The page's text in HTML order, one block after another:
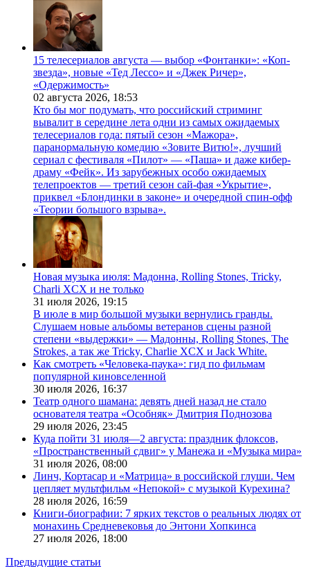
15 телесериалов августа — выбор «Фонтанки»: «Коп-
звезда», новые «Тед Лессо» и «Джек Ричер»,
«Одержимость»
02 августа 2026, 18:53
Кто бы мог подумать, что российский стриминг
вывалит в середине лета одни из самых ожидаемых
телесериалов года: пятый сезон «Мажора»,
паранормальную комедию «Зовите Витю!», лучший
сериал с фестиваля «Пилот» — «Паша» и даже кибер-
драму «Фейк». Из зарубежных особо ожидаемых
телепроектов — третий сезон сай-фая «Укрытие»,
приквел «Блондинки в законе» и очередной спин-офф
«Теории большого взрыва».
Новая музыка июля: Мадонна, Rolling Stones, Tricky,
Charli XCX и не только
31 июля 2026, 19:15
В июле в мир большой музыки вернулись гранды.
Слушаем новые альбомы ветеранов сцены разной
степени «выдержки» — Мадонны, Rolling Stones, The
Strokes, а так же Tricky, Charlie XCX и Jack White.
Как смотреть «Человека-паука»: гид по фильмам
популярной киновселенной
30 июля 2026, 16:37
Театр одного шамана: девять дней назад не стало
основателя театра «Особняк» Дмитрия Поднозова
29 июля 2026, 23:45
Куда пойти 31 июля—2 августа: праздник флоксов,
«Пространственный сдвиг» у Манежа и «Музыка мира»
31 июля 2026, 08:00
Линч, Кортасар и «Матрица» в российской глуши. Чем
цепляет мультфильм «Непокой» с музыкой Курехина?
28 июля 2026, 16:59
Книги-биографии: 7 ярких текстов о реальных людях от
монахинь Средневековья до Энтони Хопкинса
27 июля 2026, 18:00
Предыдущие статьи